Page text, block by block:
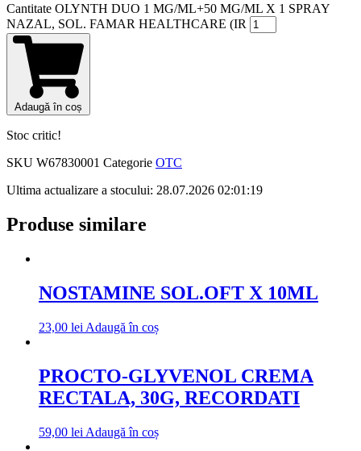
Cantitate OLYNTH DUO 1 MG/ML+50 MG/ML X 1 SPRAY
NAZAL, SOL. FAMAR HEALTHCARE (IR
Adaugă în coș
Stoc critic!
SKU W67830001 Categorie OTC
Ultima actualizare a stocului: 28.07.2026 02:01:19
Produse similare
NOSTAMINE SOL.OFT X 10ML
23,00 lei Adaugă în coș
PROCTO-GLYVENOL CREMA
RECTALA, 30G, RECORDATI
59,00 lei Adaugă în coș